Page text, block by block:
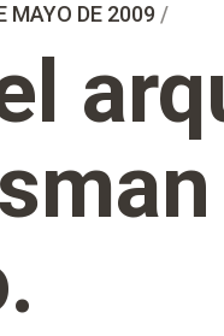
MAYO DE 2009/